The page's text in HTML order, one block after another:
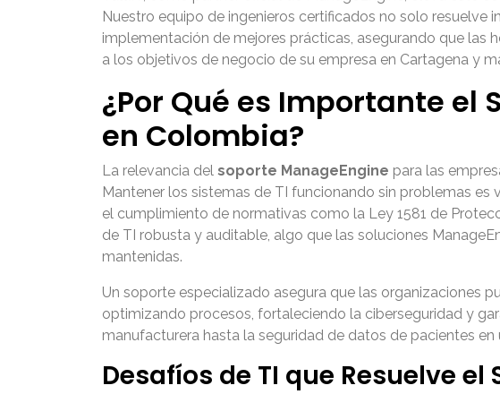
Nuestro equipo de ingenieros certificados no solo resuelve
implementación de mejores prácticas, asegurando que las
a los objetivos de negocio de su empresa en Cartagena y
¿Por Qué es Importante el
en Colombia?
La relevancia del soporte ManageEngine para las
Mantener los sistemas de TI funcionando sin problemas
el cumplimiento de normativas como la Ley 1581 de
de TI robusta y auditable, algo que las soluciones
mantenidas.
Un soporte especializado asegura que las organizaciones
optimizando procesos, fortaleciendo la ciberseguridad y
manufacturera hasta la seguridad de datos de pacientes
Desafíos de TI que Resuelve